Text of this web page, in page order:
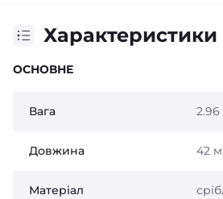
Характеристики
ОСНОВНЕ
Вага 2.96
Довжина 42
Матеріал